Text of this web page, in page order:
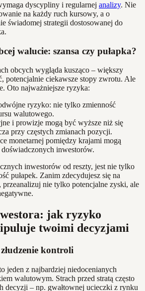
dyscypliny i regularnej analizy. Nie
na każdy ruch kursowy, a o
świadomej strategii dostosowanej do
walucie: szansa czy pułapka?
obcych wygląda kusząco – większy
potencjalnie ciekawsze stopy zwrotu. Ale
Oto najważniejsze ryzyka:
ryzyko: nie tylko zmienność
walutowego.
i prowizje mogą być wyższe niż się
przy częstych zmianach pozycji.
monetarnej pomiędzy krajami mogą
inwestorów.
inwestorów od reszty, jest nie tylko
pułapek. Zanim zdecydujesz się na
przeanalizuj nie tylko potencjalne zyski, ale
jak ryzyko
twoimi decyzjami
kontroli
jeden z najbardziej niedocenianych
walutowym. Strach przed stratą często
decyzji – np. gwałtownej ucieczki z rynku